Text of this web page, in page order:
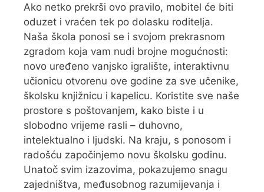
Ako netko prekrši ovo pravilo, mobitel će biti
oduzet i vraćen tek po dolasku roditelja.
Naša škola ponosi se i svojom prekrasnom
zgradom koja vam nudi brojne mogućnosti:
novo uređeno vanjsko igralište, interaktivnu
učionicu otvorenu ove godine za sve učenike,
školsku knjižnicu i kapelicu. Koristite sve naše
prostore s poštovanjem, kako biste i u
slobodno vrijeme rasli – duhovno,
intelektualno i ljudski. Na kraju, s ponosom i
radošću započinjemo novu školsku godinu.
Unatoč svim izazovima, pokazujemo snagu
zajedništva, međusobnog razumijevanja i